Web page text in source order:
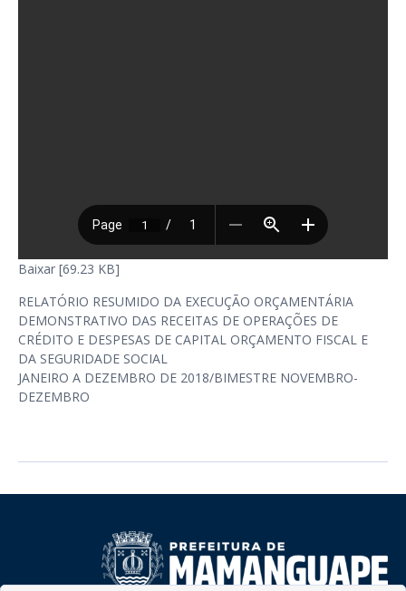
Baixar [69.23 KB]
RELATÓRIO RESUMIDO DA EXECUÇÃO ORÇAMENTÁRIA
DEMONSTRATIVO DAS RECEITAS DE OPERAÇÕES DE
CRÉDITO E DESPESAS DE CAPITAL ORÇAMENTO FISCAL E
DA SEGURIDADE SOCIAL
JANEIRO A DEZEMBRO DE 2018/BIMESTRE NOVEMBRO-
DEZEMBRO